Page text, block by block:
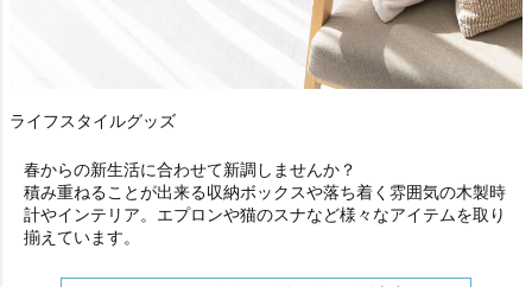
ライフスタイルグッズ
春からの新生活に合わせて新調しませんか？
積み重ねることが出来る収納ボックスや落ち着く雰囲気の木製時
計やインテリア。エプロンや猫のスナなど様々なアイテムを取り
揃えています。